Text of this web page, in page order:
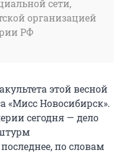
сети,
организацией
РФ
этой весной
«Мисс Новосибирск».
сегодня — дело
по словам